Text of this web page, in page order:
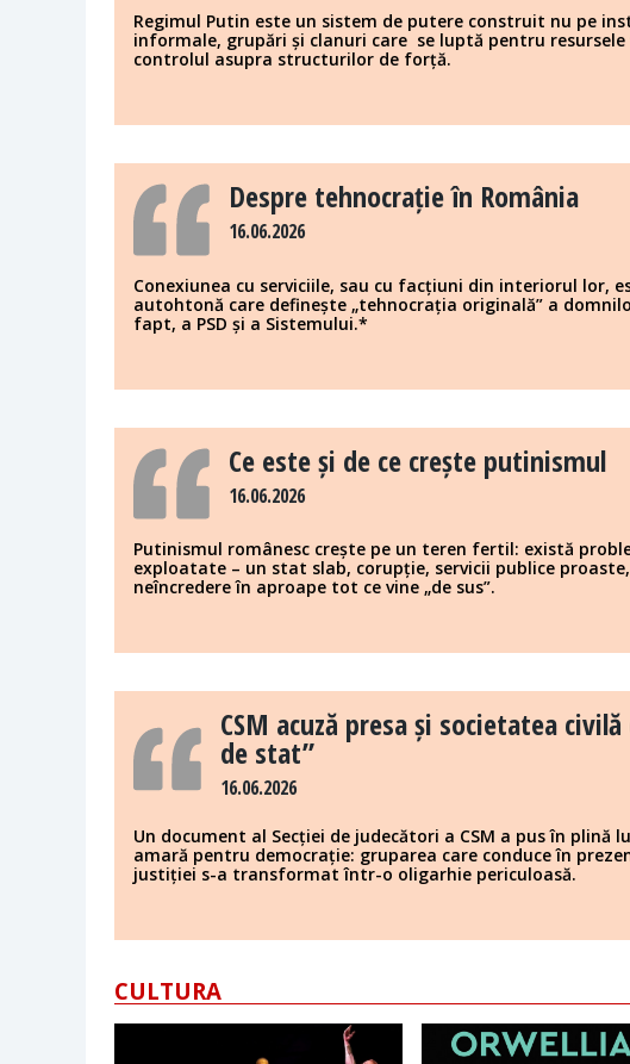
Regimul Putin este un sistem de putere construit nu pe
informale, grupări și clanuri care se luptă pentru resursele
controlul asupra structurilor de forță.
Despre tehnocrație în România
16.06.2026
Conexiunea cu serviciile, sau cu facțiuni din interiorul lor,
autohtonă care definește „tehnocrația originală” a
fapt, a PSD și a Sistemului.*
Ce este și de ce crește putinismul
16.06.2026
Putinismul românesc crește pe un teren fertil: există
exploatate – un stat slab, corupție, servicii publice
neîncredere în aproape tot ce vine „de sus”.
CSM acuză presa și societatea
de stat”
16.06.2026
Un document al Secției de judecători a CSM a pus în plină
amară pentru democrație: gruparea care conduce în
justiției s-a transformat într-o oligarhie periculoasă.
CULTURA